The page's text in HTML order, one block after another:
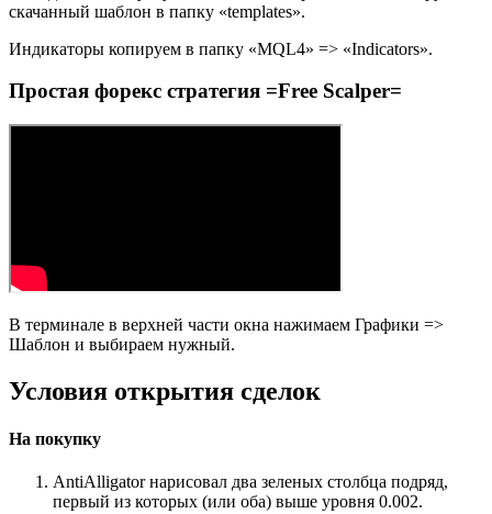
скачанный шаблон в папку «templates».
Индикаторы копируем в папку «MQL4» => «Indicators».
Простая форекс стратегия =Free Scalper=
В терминале в верхней части окна нажимаем Графики =>
Шаблон и выбираем нужный.
Условия открытия сделок
На покупку
AntiAlligator нарисовал два зеленых столбца подряд,
первый из которых (или оба) выше уровня 0.002.